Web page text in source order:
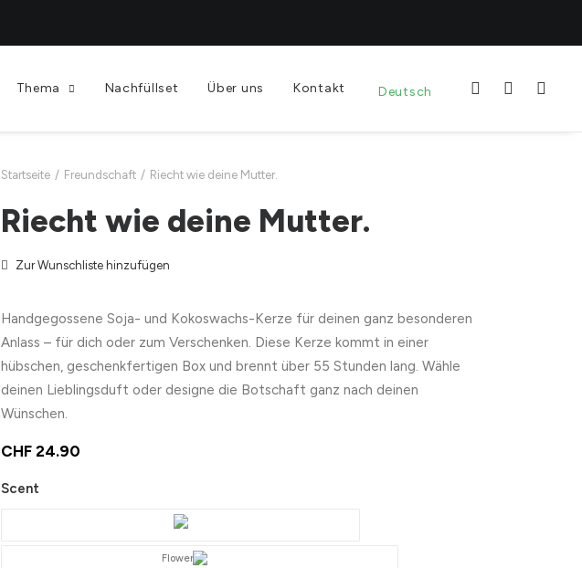
Thema Nachfüllset Über uns Kontakt Deutsch
Startseite Freundschaft Riecht wie deine Mutter.
Riecht wie deine Mutter.
Zur Wunschliste hinzufügen
Handgegossene Soja- und Kokoswachs-Kerze für deinen ganz besonderen
Anlass – für dich oder zum Verschenken. Diese Kerze kommt in einer
hübschen, geschenkfertigen Box und brennt über 55 Stunden lang. Wähle
deinen Lieblingsduft oder designe die Botschaft ganz nach deinen
Wünschen.
CHF 24.90
Scent
Flowery